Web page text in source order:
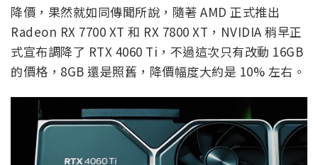
降價，果然就如同傳聞所說，隨著 AMD 正式推出
Radeon RX 7700 XT 和 RX 7800 XT，NVIDIA 稍早正
式宣布調降了 RTX 4060 Ti，不過這次只有改動 16GB
的價格，8GB 還是照舊，降價幅度大約是 10% 左右。